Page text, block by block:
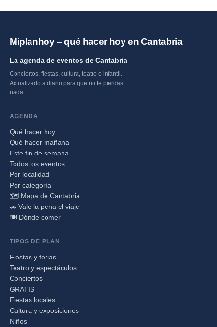
Miplanhoy – qué hacer hoy en Cantabria
La agenda de eventos de Cantabria
Conciertos, fiestas, cultura, teatro e infantil.
Actualizado a diario para que no te pierdas
nada.
AGENDA
Qué hacer hoy
Qué hacer mañana
Este fin de semana
Todos los eventos
Por localidad
Por categoría
🗺️ Mapa de Cantabria
🚗 Vale la pena el viaje
🍽️ Dónde comer
TIPOS DE PLAN
Fiestas y ferias
Teatro y espectáculos
Conciertos
GRATIS
Fiestas locales
Cultura y exposiciones
Niños